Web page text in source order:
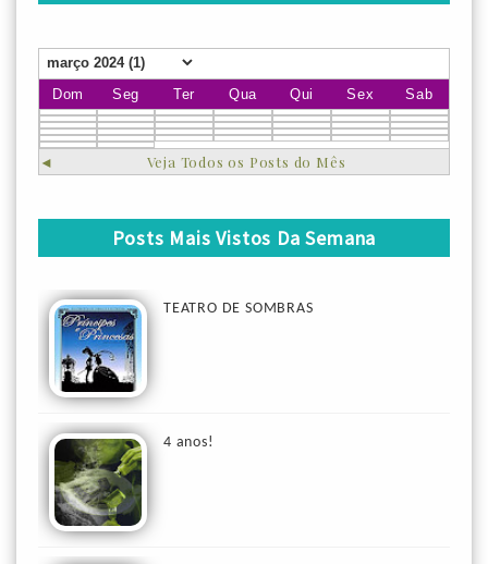
Dom Seg Ter Qua Qui Sex Sab
◄ Veja Todos os Posts do Mês
Posts Mais Vistos Da Semana
TEATRO DE SOMBRAS
4 anos!